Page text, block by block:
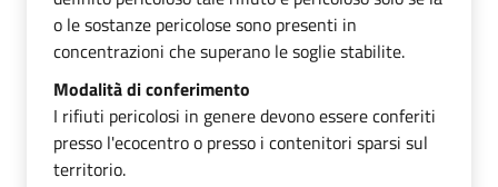
o le sostanze pericolose sono presenti in
concentrazioni che superano le soglie stabilite.
Modalità di conferimento
I rifiuti pericolosi in genere devono essere conferiti
presso l'ecocentro o presso i contenitori sparsi sul
territorio.